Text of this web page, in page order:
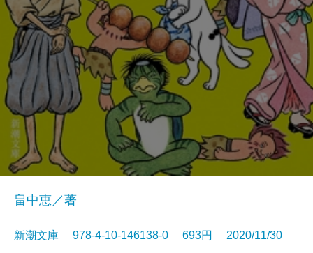
畠中恵／著
新潮文庫 978-4-10-146138-0 693円 2020/11/30